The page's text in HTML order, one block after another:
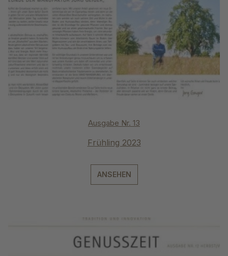
Ausgabe Nr. 13
Frühling 2023
ANSEHEN